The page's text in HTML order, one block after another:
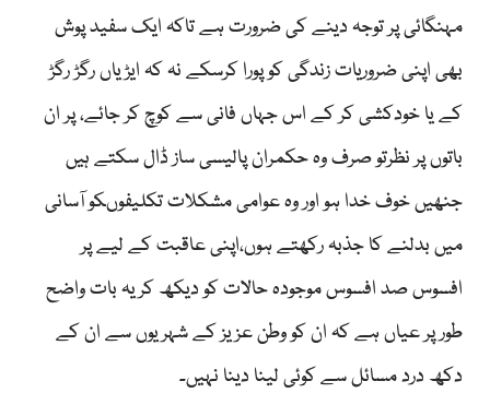
مہنگائی پر توجہ دینے کی ضرورت ہے تاکہ ایک سفید پوش
بھی اپنی ضروریات زندگی کو پورا کرسکے نہ کہ ایڑیاں رگڑ رگڑ
کے یا خودکشی کر کے اس جہاں فانی سے کوچ کر جائے، پر ان
باتوں پر نظرتو صرف وہ حکمران پالیسی ساز ڈال سکتے ہیں
جنھیں خوف خدا ہو اور وہ عوامی مشکلات تکلیفوںکو آسانی
میں بدلنے کا جذبہ رکھتے ہوں،اپنی عاقبت کے لیے پر
افسوس صد افسوس موجودہ حالات کو دیکھ کریہ بات واضح
طور پر عیاں ہے کہ ان کو وطن عزیز کے شہریوں سے ان کے
دکھ درد مسائل سے کوئی لینا دینا نہیں۔